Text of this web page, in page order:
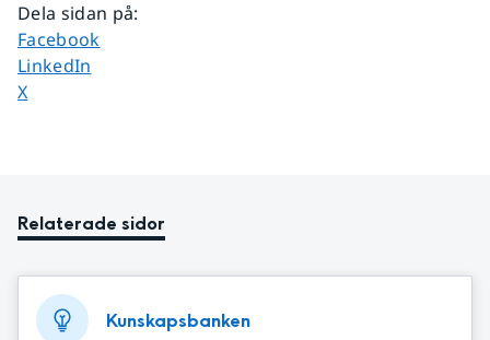
Dela sidan på:
Dela sidan på
Facebook
Dela sidan på
LinkedIn
Dela sidan på
X
Relaterade sidor
Kunskapsbanken